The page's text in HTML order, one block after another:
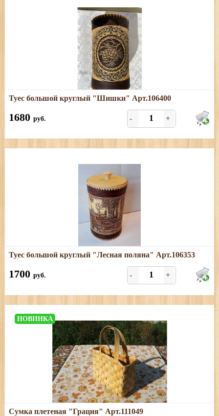
Подробнее
Размеры: диаметр - 15 см; высота (с хватком) - 27 см
Туес большой круглый "Шишки" Арт.106400
1680 руб. - +
Подробнее
Размеры: диаметр - 15 см; высота (с хватком) - 27 см
Туес большой круглый "Лесная поляна" Арт.106353
1700 руб. - +
НОВИНКА
Подробнее
Сумка плетеная "Грация" Арт.111049